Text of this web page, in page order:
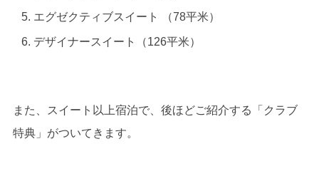
エグゼクティブスイート （78平米）
デザイナースイート（126平米）
また、スイート以上宿泊で、後ほどご紹介する「クラブ
特典」がついてきます。